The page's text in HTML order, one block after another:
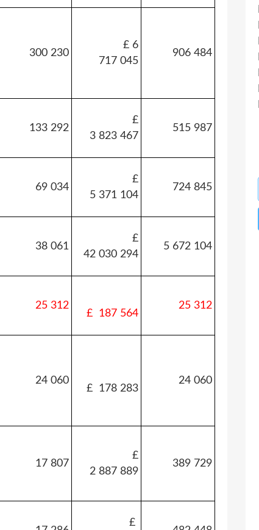
300 230
£ 6
717 045
906 484
133 292
£
3 823 467
515 987
69 034
£
5 371 104
724 845
38 061
£
42 030 294
5 672 104
25 312
£ 187 564
25 312
24 060
£ 178 283
24 060
17 807
£
2 887 889
389 729
£